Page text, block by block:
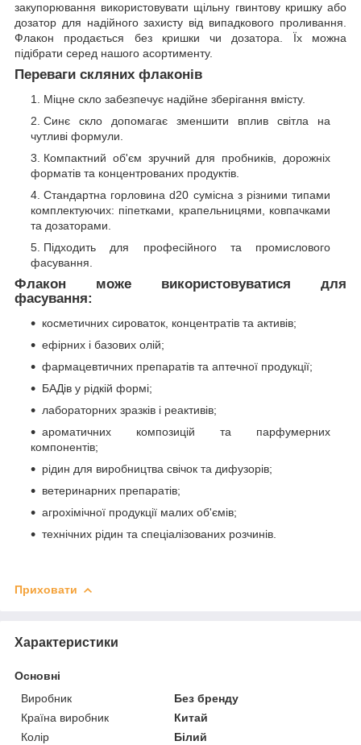
закупорювання використовувати щільну гвинтову кришку або
дозатор для надійного захисту від випадкового проливання.
Флакон продається без кришки чи дозатора. Їх можна
підібрати серед нашого асортименту.
Переваги скляних флаконів
Міцне скло забезпечує надійне зберігання вмісту.
Синє скло допомагає зменшити вплив світла на
чутливі формули.
Компактний об'єм зручний для пробників, дорожніх
форматів та концентрованих продуктів.
Стандартна горловина d20 сумісна з різними типами
комплектуючих: піпетками, крапельницями, ковпачками
та дозаторами.
Підходить для професійного та промислового
фасування.
Флакон може використовуватися для
фасування:
косметичних сироваток, концентратів та активів;
ефірних і базових олій;
фармацевтичних препаратів та аптечної продукції;
БАДів у рідкій формі;
лабораторних зразків і реактивів;
ароматичних композицій та парфумерних
компонентів;
рідин для виробництва свічок та дифузорів;
ветеринарних препаратів;
агрохімічної продукції малих об'ємів;
технічних рідин та спеціалізованих розчинів.
Приховати
Характеристики
Основні
Виробник
Без бренду
Країна виробник
Китай
Колір
Білий